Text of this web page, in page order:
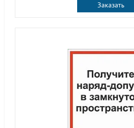
Заказать